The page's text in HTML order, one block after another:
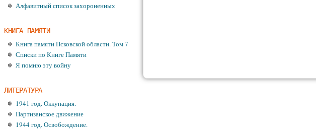
Алфавитный список захороненных
КНИГА ПАМЯТИ
Книга памяти Псковской области. Том 7
Списки по Книге Памяти
Я помню эту войну
ЛИТЕРАТУРА
1941 год. Оккупация.
Партизанское движение
1944 год. Освобождение.